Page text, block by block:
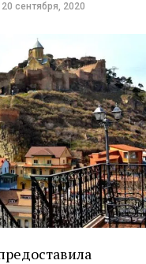
20 сентября, 2020